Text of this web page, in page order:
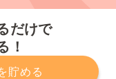
だけで
！
貯める